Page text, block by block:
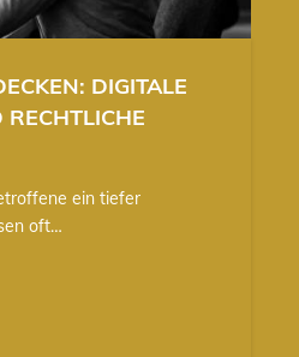
DIGITALE
ein tiefer
oft…